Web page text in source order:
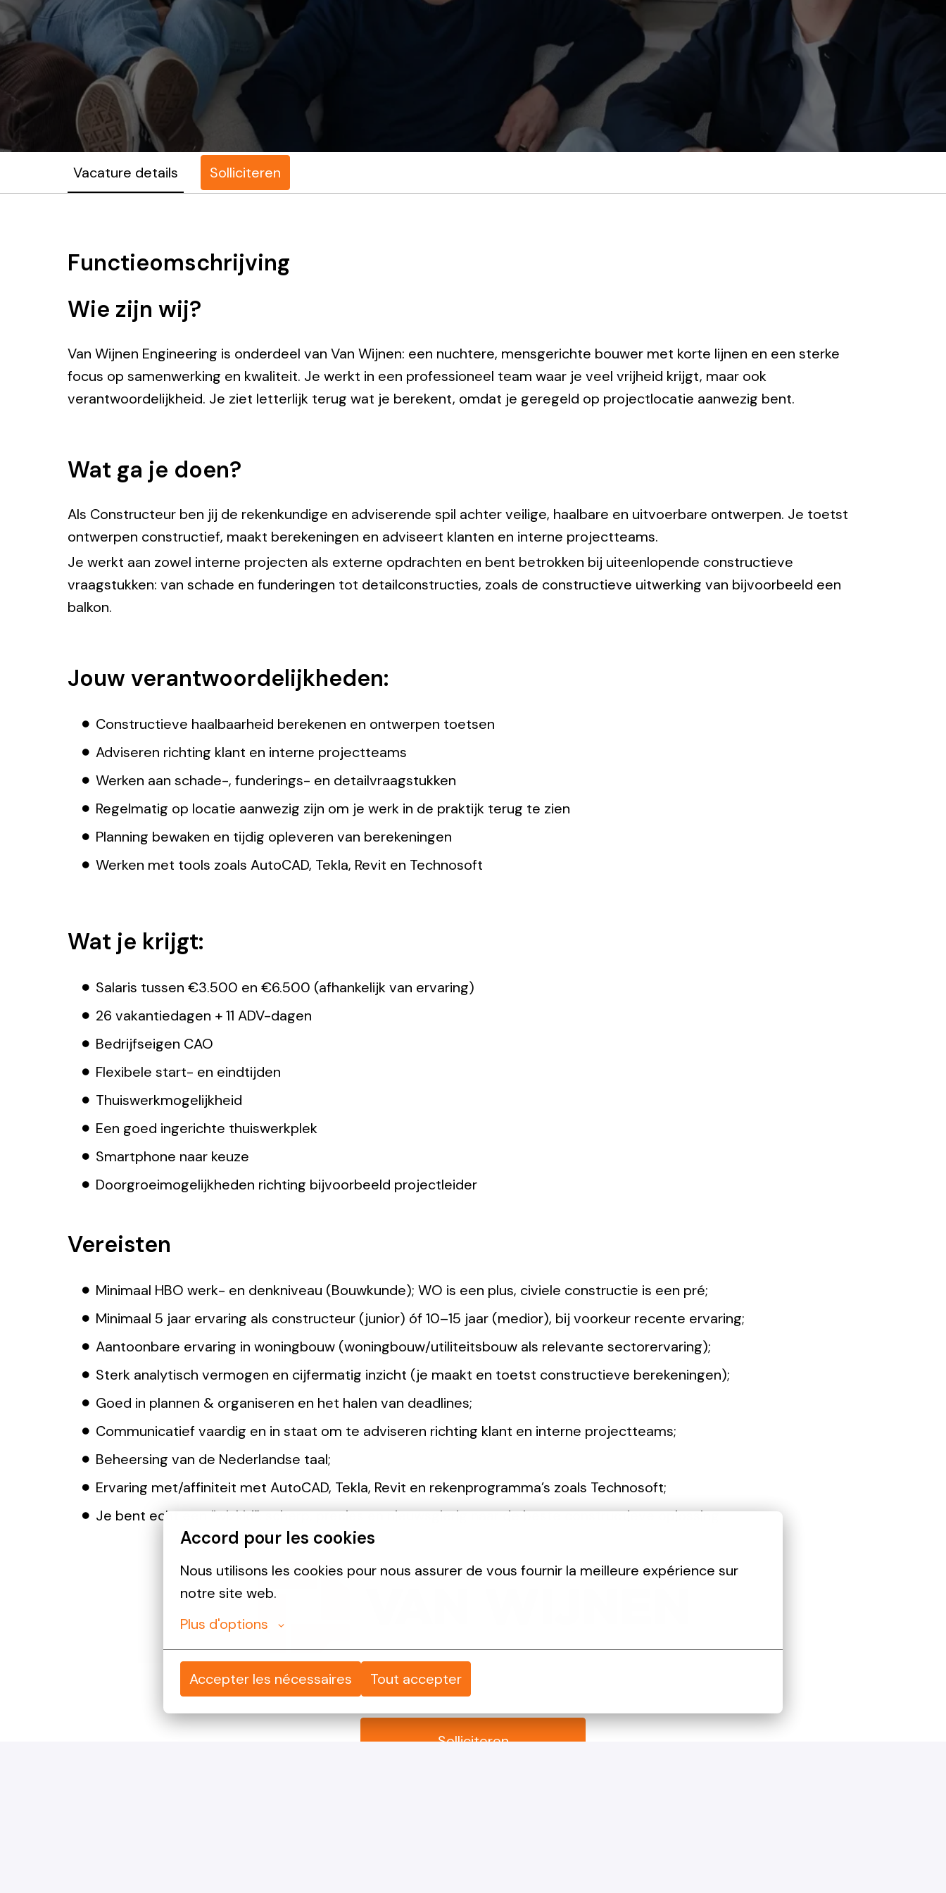
Accord pour les cookies
Nous utilisons les cookies pour nous assurer de vous fournir la meilleure expérience sur
notre site web.
Plus d'options
Accepter les nécessaires Tout accepter
Vacature details Solliciteren
Functieomschrijving
Wie zijn wij?
Van Wijnen Engineering is onderdeel van Van Wijnen: een nuchtere, mensgerichte bouwer met korte lijnen en een sterke
focus op samenwerking en kwaliteit. Je werkt in een professioneel team waar je veel vrijheid krijgt, maar ook
verantwoordelijkheid. Je ziet letterlijk terug wat je berekent, omdat je geregeld op projectlocatie aanwezig bent.
Wat ga je doen?
Als Constructeur ben jij de rekenkundige en adviserende spil achter veilige, haalbare en uitvoerbare ontwerpen. Je toetst
ontwerpen constructief, maakt berekeningen en adviseert klanten en interne projectteams.
Je werkt aan zowel interne projecten als externe opdrachten en bent betrokken bij uiteenlopende constructieve
vraagstukken: van schade en funderingen tot detailconstructies, zoals de constructieve uitwerking van bijvoorbeeld een
balkon.
Jouw verantwoordelijkheden:
Constructieve haalbaarheid berekenen en ontwerpen toetsen
Adviseren richting klant en interne projectteams
Werken aan schade-, funderings- en detailvraagstukken
Regelmatig op locatie aanwezig zijn om je werk in de praktijk terug te zien
Planning bewaken en tijdig opleveren van berekeningen
Werken met tools zoals AutoCAD, Tekla, Revit en Technosoft
Wat je krijgt:
Salaris tussen €3.500 en €6.500 (afhankelijk van ervaring)
26 vakantiedagen + 11 ADV-dagen
Bedrijfseigen CAO
Flexibele start- en eindtijden
Thuiswerkmogelijkheid
Een goed ingerichte thuiswerkplek
Smartphone naar keuze
Doorgroeimogelijkheden richting bijvoorbeeld projectleider
Vereisten
Minimaal HBO werk- en denkniveau (Bouwkunde); WO is een plus, civiele constructie is een pré;
Minimaal 5 jaar ervaring als constructeur (junior) óf 10–15 jaar (medior), bij voorkeur recente ervaring;
Aantoonbare ervaring in woningbouw (woningbouw/utiliteitsbouw als relevante sectorervaring);
Sterk analytisch vermogen en cijfermatig inzicht (je maakt en toetst constructieve berekeningen);
Goed in plannen & organiseren en het halen van deadlines;
Communicatief vaardig en in staat om te adviseren richting klant en interne projectteams;
Beheersing van de Nederlandse taal;
Ervaring met/affiniteit met AutoCAD, Tekla, Revit en rekenprogramma’s zoals Technosoft;
Je bent echt een “wizkid”: scherp, precies en nieuwsgierig naar de beste constructieve oplossing.
Solliciteren